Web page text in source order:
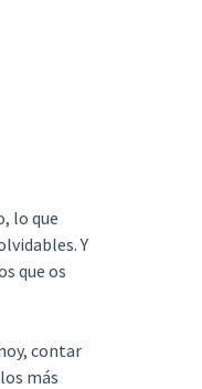
lo que
Y
que os
contar
más